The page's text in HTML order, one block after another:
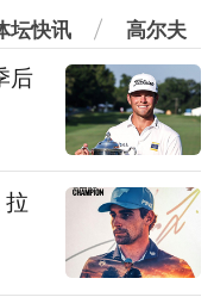
坛快讯 高尔夫
后